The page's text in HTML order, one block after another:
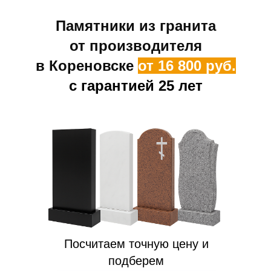
Памятники из гранита
от производителя
в Кореновске от 16 800 руб.
с гарантией 25 лет
Посчитаем точную цену и
подберем